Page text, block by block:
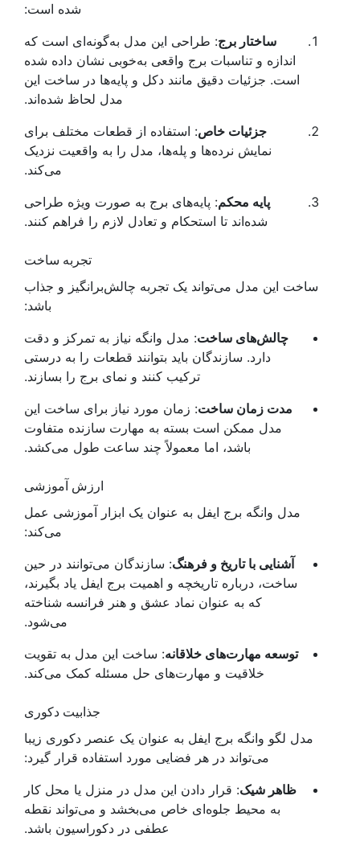
شده است:
ساختار برج: طراحی این مدل به‌گونه‌ای است که
اندازه و تناسبات برج واقعی به‌خوبی نشان داده شده
است. جزئیات دقیق مانند دکل و پایه‌ها در ساخت این
مدل لحاظ شده‌اند.
جزئیات خاص: استفاده از قطعات مختلف برای
نمایش نرده‌ها و پله‌ها، مدل را به واقعیت نزدیک
می‌کند.
پایه محکم: پایه‌های برج به صورت ویژه طراحی
شده‌اند تا استحکام و تعادل لازم را فراهم کنند.
تجربه ساخت
ساخت این مدل می‌تواند یک تجربه چالش‌برانگیز و جذاب
باشد:
چالش‌های ساخت: مدل وانگه نیاز به تمرکز و دقت
دارد. سازندگان باید بتوانند قطعات را به درستی
ترکیب کنند و نمای برج را بسازند.
مدت زمان ساخت: زمان مورد نیاز برای ساخت این
مدل ممکن است بسته به مهارت سازنده متفاوت
باشد، اما معمولاً چند ساعت طول می‌کشد.
ارزش آموزشی
مدل وانگه برج ایفل به عنوان یک ابزار آموزشی عمل
می‌کند:
آشنایی با تاریخ و فرهنگ: سازندگان می‌توانند در حین
ساخت، درباره تاریخچه و اهمیت برج ایفل یاد بگیرند،
که به عنوان نماد عشق و هنر فرانسه شناخته
می‌شود.
توسعه مهارت‌های خلاقانه: ساخت این مدل به تقویت
خلاقیت و مهارت‌های حل مسئله کمک می‌کند.
جذابیت دکوری
مدل لگو وانگه برج ایفل به عنوان یک عنصر دکوری زیبا
می‌تواند در هر فضایی مورد استفاده قرار گیرد:
ظاهر شیک: قرار دادن این مدل در منزل یا محل کار
به محیط جلوه‌ای خاص می‌بخشد و می‌تواند نقطه
عطفی در دکوراسیون باشد.